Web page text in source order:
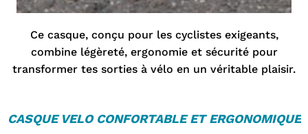
Ce casque, conçu pour les cyclistes exigeants,
combine légèreté, ergonomie et sécurité pour
transformer tes sorties à vélo en un véritable plaisir.
CASQUE VELOCONFORTABLE ET ERGONOMIQUE